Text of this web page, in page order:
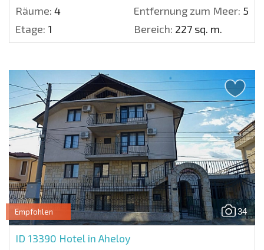
Räume: 4 Entfernung zum Meer: 50
Etage: 1 Bereich: 227 sq. m.
34
Empfohlen
ID 13390 Hotel in Aheloy